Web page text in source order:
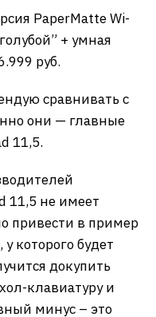
PaperMatte Wi-
+ умная
руб.
сравнивать с
они — главные
11,5.
11,5 не имеет
привести в пример
которого будет
докупить
клавиатуру и
минус – это